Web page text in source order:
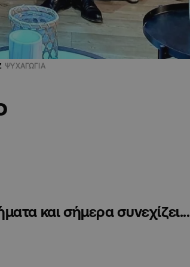
ΨΥΧΑΓΩΓΙΑ
και σήμερα συνεχίζει...